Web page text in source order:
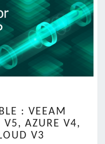
: VEEAM
V5, AZURE V4,
V3